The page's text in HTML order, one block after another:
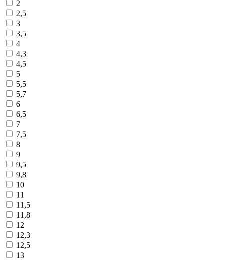
2
2,5
3
3,5
4
4,3
4,5
5
5,5
5,7
6
6,5
7
7,5
8
9
9,5
9,8
10
11
11,5
11,8
12
12,3
12,5
13